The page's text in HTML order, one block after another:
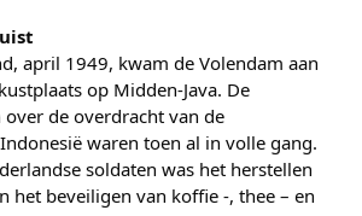
april 1949, kwam de Volendam aan
op Midden-Java. De
de overdracht van de
waren toen al in volle gang.
soldaten was het herstellen
het beveiligen van koffie -, thee – en